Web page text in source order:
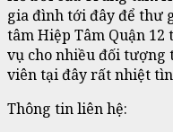
gia đình tới đây để thư
tâm Hiệp Tâm Quận
vụ cho nhiều đối tượng
viên tại đây rất nhiệt
Thông tin liên hệ: